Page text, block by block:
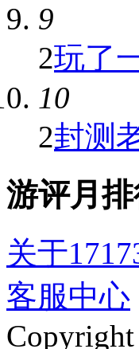
9
2玩了
10
2封测
游评月
关于
客服中心